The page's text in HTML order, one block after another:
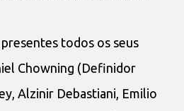
todos os seus
Chowning (Definidor
Alzinir Debastiani, Emilio